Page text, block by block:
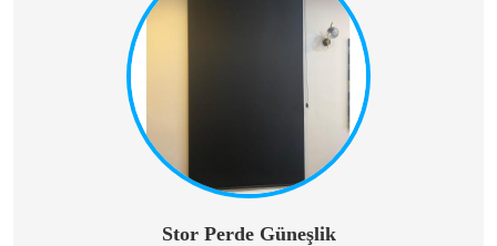
Stor Perde Güneşlik